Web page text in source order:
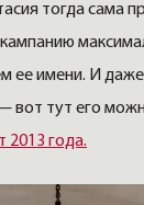
тогда сама
ее имени. И
вот тут его
2013 года.